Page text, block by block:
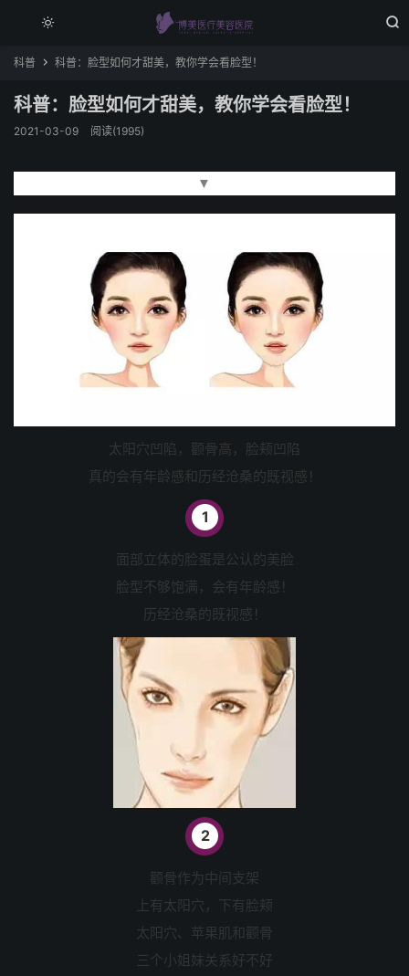


科普  科普：脸型如何才甜美，教你学会看脸型！
科普：脸型如何才甜美，教你学会看脸型！
2021-03-09 阅读(1995)
▼
太阳穴凹陷，颧骨高，脸颊凹陷
真的会有年龄感和历经沧桑的既视感！
1
面部立体的脸蛋是公认的美脸
脸型不够饱满，会有年龄感！
历经沧桑的既视感！
2
颧骨作为中间支架
上有太阳穴，下有脸颊
太阳穴、苹果肌和颧骨
三个小姐妹关系好不好